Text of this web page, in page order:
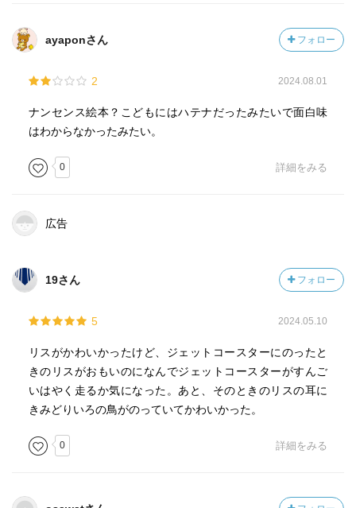
ayaponさん フォロー
2 2024.08.01
ナンセンス絵本？こどもにはハテナだったみたいで面白味
はわからなかったみたい。
0 詳細をみる
広告
19さん フォロー
5 2024.05.10
リスがかわいかったけど、ジェットコースターにのったと
きのリスがおもいのになんでジェットコースターがすんご
いはやく走るか気になった。あと、そのときのリスの耳に
きみどりいろの鳥がのっていてかわいかった。
0 詳細をみる